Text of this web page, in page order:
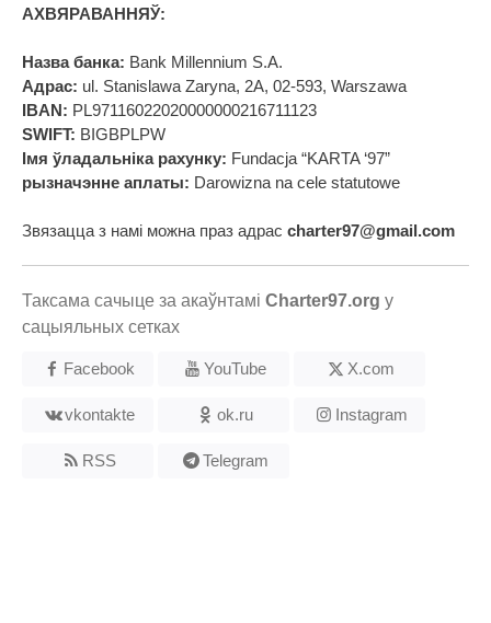
АХВЯРАВАННЯЎ:
Назва банка: Bank Millennium S.A.
Адрас: ul. Stanislawa Zaryna, 2A, 02-593, Warszawa
IBAN: PL97116022020000000216711123
SWIFT: BIGBPLPW
Імя ўладальніка рахунку: Fundacja “KARTA ‘97”
рызначэнне аплаты: Darowizna na cele statutowe
Звязацца з намі можна праз адрас charter97@gmail.com
Таксама сачыце за акаўнтамі Charter97.org у
сацыяльных сетках
Facebook YouTube X.com
vkontakte ok.ru Instagram
RSS Telegram